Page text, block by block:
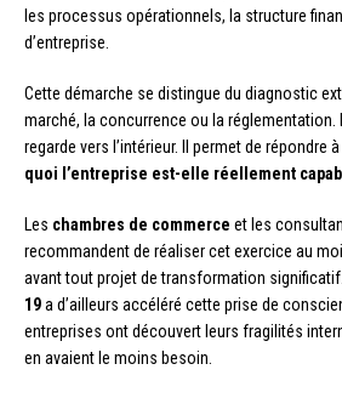
les processus opérationnels, la structure
d’entreprise.
Cette démarche se distingue du diagnostic
marché, la concurrence ou la réglementation.
regarde vers l’intérieur. Il permet de répondre
quoi l’entreprise est-elle réellement
Les chambres de commerce et les
recommandent de réaliser cet exercice au
avant tout projet de transformation
19a d’ailleurs accéléré cette prise de
entreprises ont découvert leurs fragilités
en avaient le moins besoin.